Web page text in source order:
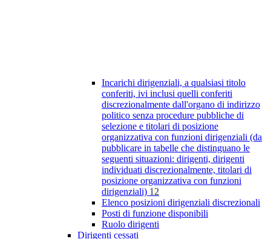
Incarichi dirigenziali, a qualsiasi titolo
conferiti, ivi inclusi quelli conferiti
discrezionalmente dall'organo di indirizzo
politico senza procedure pubbliche di
selezione e titolari di posizione
organizzativa con funzioni dirigenziali (da
pubblicare in tabelle che distinguano le
seguenti situazioni: dirigenti, dirigenti
individuati discrezionalmente, titolari di
posizione organizzativa con funzioni
dirigenziali) 12
Elenco posizioni dirigenziali discrezionali
Posti di funzione disponibili
Ruolo dirigenti
Dirigenti cessati